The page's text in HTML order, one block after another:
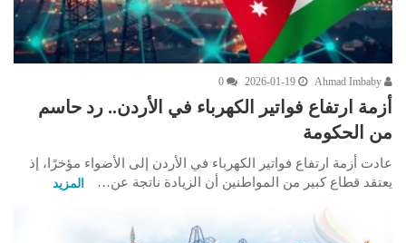
2026-01-19
0
أزمة ارتفاع فواتير الكهرباء في الأردن.. رد حاسم
من الحكومة
عادت أزمة ارتفاع فواتير الكهرباء في الأردن إلى الأضواء مؤخرًا، إذ
يعتقد قطاع كبير من المواطنين أن الزيادة ناتجة عن…
المزيد